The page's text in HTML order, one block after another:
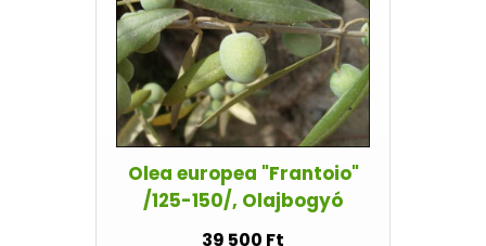
Olea europea "Frantoio"
/125-150/, Olajbogyó
39 500 Ft